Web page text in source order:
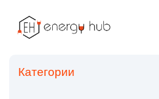
Категории